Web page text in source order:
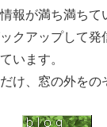
報が満ち満ちて
クアップして発
います。
け、窓の外をの